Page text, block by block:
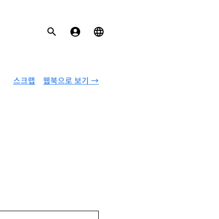
웹북으로 보기 →
스크랩